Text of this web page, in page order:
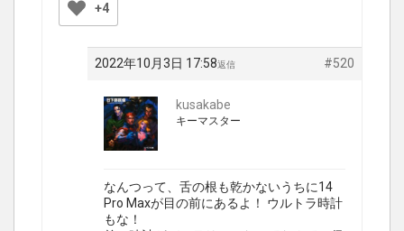
+4
2022年10月3日 17:58 #520
返信
kusakabe
キーマスター
なんつって、舌の根も乾かないうちに14
Pro Maxが目の前にあるよ！ ウルトラ時計
もな！